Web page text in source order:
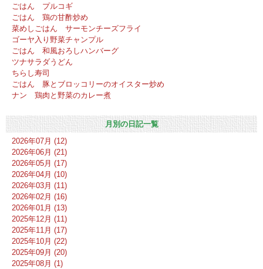
ごはん プルコギ
ごはん 鶏の甘酢炒め
菜めしごはん サーモンチーズフライ
ゴーヤ入り野菜チャンプル
ごはん 和風おろしハンバーグ
ツナサラダうどん
ちらし寿司
ごはん 豚とブロッコリーのオイスター炒め
ナン 鶏肉と野菜のカレー煮
月別の日記一覧
2026年07月 (12)
2026年06月 (21)
2026年05月 (17)
2026年04月 (10)
2026年03月 (11)
2026年02月 (16)
2026年01月 (13)
2025年12月 (11)
2025年11月 (17)
2025年10月 (22)
2025年09月 (20)
2025年08月 (1)